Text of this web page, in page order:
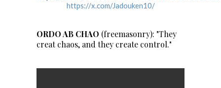
https://x.com/Jadouken10/
ORDO AB CHAO (freemasonry): "They
creat chaos, and they create control."